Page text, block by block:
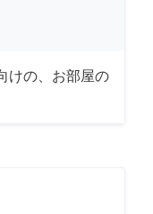
けの、お部屋の